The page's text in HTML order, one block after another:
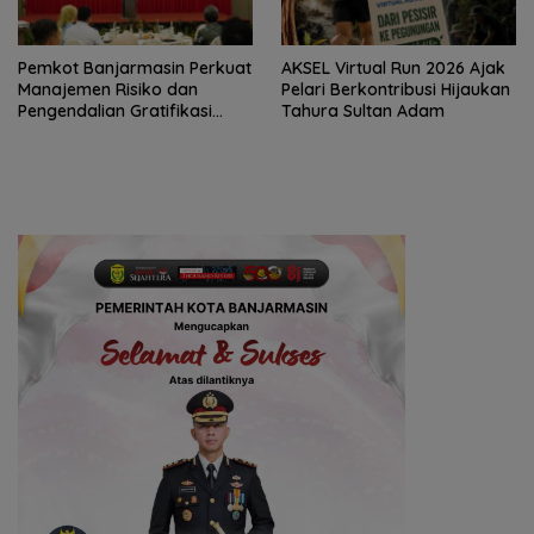
Pemkot Banjarmasin Perkuat
Manajemen Risiko dan
Pengendalian Gratifikasi
AKSEL Virtual Run 2026 Ajak
Pelari Berkontribusi Hijaukan
Tahura Sultan Adam